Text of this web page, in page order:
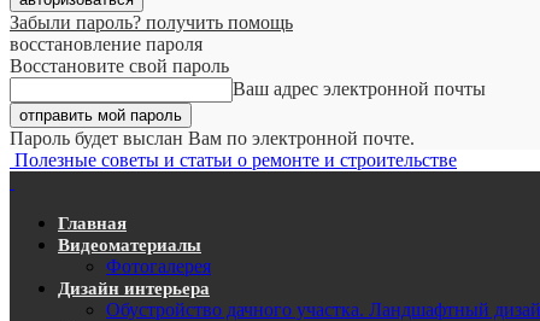
Забыли пароль? получить помощь
восстановление пароля
Восстановите свой пароль
Ваш адрес электронной почты
Пароль будет выслан Вам по электронной почте.
Полезные советы и статьи о ремонте и строительстве
Главная
Видеоматериалы
Фотогалерея
Дизайн интерьера
Обустройство дачного участка. Ландшафтный